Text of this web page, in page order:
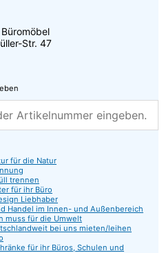
Str. 47
für die Natur
trennen
für ihr Büro
Liebhaber
Handel im Innen- und Außenbereich
muss für die Umwelt
bei uns mieten/leihen
für ihr Büros, Schulen und